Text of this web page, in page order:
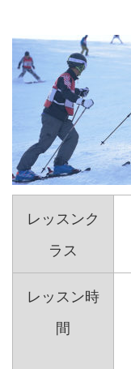
レッスンク
ラス
レッスン時
間